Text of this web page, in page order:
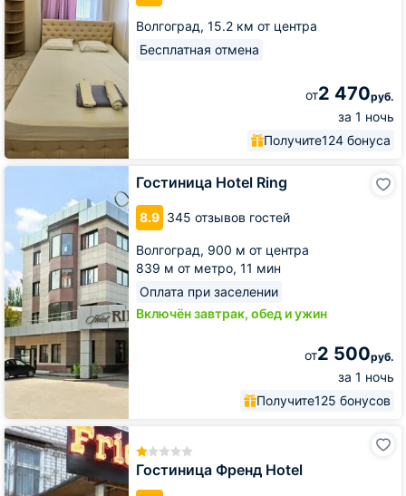
Волгоград, 15.2 км от центра
Бесплатная отмена
от2 470руб.
за 1 ночь
Получите124 бонуса
Гостиница Hotel Ring
8.9 345 отзывов гостей
Волгоград, 900 м от центра
839 м от метро, 11 мин
Оплата при заселении
Включён завтрак, обед и ужин
от2 500руб.
за 1 ночь
Получите125 бонусов
Гостиница
Ring
Гостиница Френд Hotel
Гостиница
Френд
Hotel